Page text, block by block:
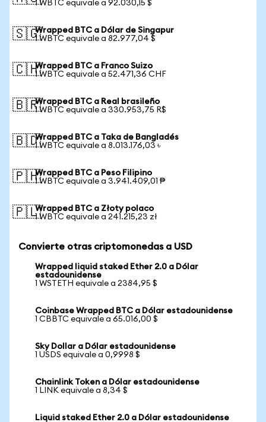
1 WBTC equivale a 92.030,15 $
🇸🇬Wrapped BTC a Dólar de Singapur
1 WBTC equivale a 82.977,04 $
🇨🇭Wrapped BTC a Franco Suizo
1 WBTC equivale a 52.471,36 CHF
🇧🇷Wrapped BTC a Real brasileño
1 WBTC equivale a 330.953,75 R$
🇧🇩Wrapped BTC a Taka de Bangladés
1 WBTC equivale a 8.013.176,03 ৳
🇵🇭Wrapped BTC a Peso Filipino
1 WBTC equivale a 3.941.409,01 ₱
🇵🇱Wrapped BTC a Złoty polaco
1 WBTC equivale a 241.215,23 zł
Convierte otras criptomonedas a USD
Wrapped liquid staked Ether 2.0 a Dólar
estadounidense
1 WSTETH equivale a 2384,95 $
Coinbase Wrapped BTC a Dólar estadounidense
1 CBBTC equivale a 65.016,00 $
Sky Dollar a Dólar estadounidense
1 USDS equivale a 0,9998 $
Chainlink Token a Dólar estadounidense
1 LINK equivale a 8,34 $
Liquid staked Ether 2.0 a Dólar estadounidense